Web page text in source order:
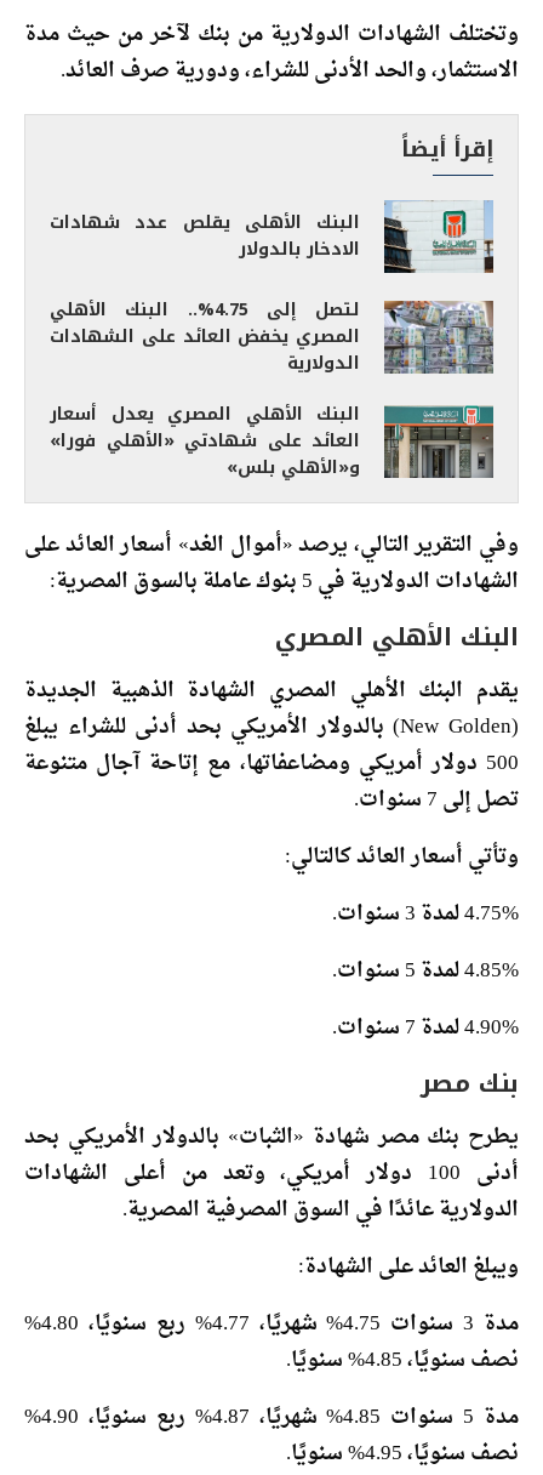
وتختلف الشهادات الدولارية من بنك لآخر من حيث مدة
الاستثمار، والحد الأدنى للشراء، ودورية صرف العائد.
إقرأ أيضاً
البنك الأهلى يقلص عدد شهادات
الادخار بالدولار
لتصل إلى 4.75%.. البنك الأهلي
المصري يخفض العائد على الشهادات
الدولارية
البنك الأهلي المصري يعدل أسعار
العائد على شهادتي «الأهلي فورا»
و«الأهلي بلس»
وفي التقرير التالي، يرصد «أموال الغد» أسعار العائد على
الشهادات الدولارية في 5 بنوك عاملة بالسوق المصرية:
البنك الأهلي المصري
يقدم البنك الأهلي المصري الشهادة الذهبية الجديدة
(New Golden) بالدولار الأمريكي بحد أدنى للشراء يبلغ
500 دولار أمريكي ومضاعفاتها، مع إتاحة آجال متنوعة
تصل إلى 7 سنوات.
وتأتي أسعار العائد كالتالي:
4.75% لمدة 3 سنوات.
4.85% لمدة 5 سنوات.
4.90% لمدة 7 سنوات.
بنك مصر
يطرح بنك مصر شهادة «الثبات» بالدولار الأمريكي بحد
أدنى 100 دولار أمريكي، وتعد من أعلى الشهادات
الدولارية عائدًا في السوق المصرفية المصرية.
ويبلغ العائد على الشهادة:
مدة 3 سنوات 4.75% شهريًا، 4.77% ربع سنويًا، 4.80%
نصف سنويًا، 4.85% سنويًا.
مدة 5 سنوات 4.85% شهريًا، 4.87% ربع سنويًا، 4.90%
نصف سنويًا، 4.95% سنويًا.